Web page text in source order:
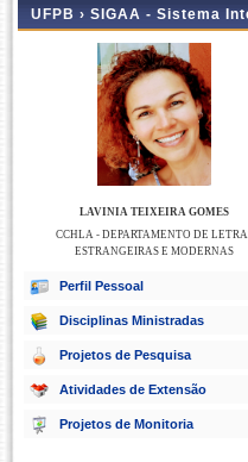
UFPB › SIGAA - Sistema
LAVINIA TEIXEIRA GOMES
CCHLA - DEPARTAMENTO DE
ESTRANGEIRAS E MODERNAS
Perfil Pessoal
Disciplinas Ministradas
Projetos de Pesquisa
Atividades de Extensão
Projetos de Monitoria